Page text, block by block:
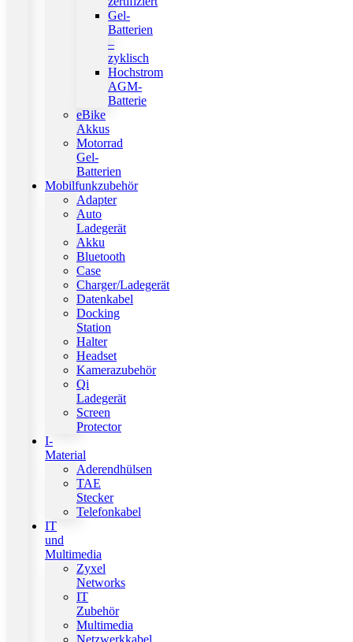
Gel-
Batterien
–
zyklisch
Hochstrom
AGM-
Batterie
eBike
Akkus
Motorrad
Gel-
Batterien
Mobilfunkzubehör
Adapter
Auto
Ladegerät
Akku
Bluetooth
Case
Charger/Ladegerät
Datenkabel
Docking
Station
Halter
Headset
Kamerazubehör
Qi
Ladegerät
Screen
Protector
I-
Material
Aderendhülsen
TAE
Stecker
Telefonkabel
IT
und
Multimedia
Zyxel
Networks
IT
Zubehör
Multimedia
Netzwerkkabel